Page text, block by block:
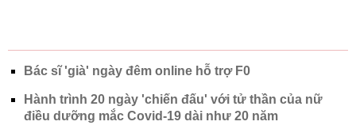
Bác sĩ 'già' ngày đêm online hỗ trợ F0
Hành trình 20 ngày 'chiến đấu' với tử thần của nữ
điều dưỡng mắc Covid-19 dài như 20 năm